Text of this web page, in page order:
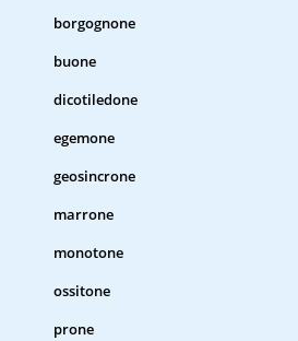
borgognone
buone
dicotiledone
egemone
geosincrone
marrone
monotone
ossitone
prone